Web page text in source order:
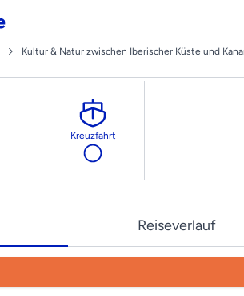
Kultur & Natur zwischen Iberischer Küste und
Kreuzfahrt
Reiseverlauf